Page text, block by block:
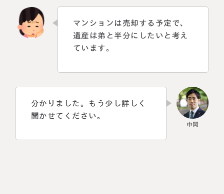
マンションは売却する予定で、
遺産は弟と半分にしたいと考え
ています。
分かりました。もう少し詳しく
聞かせてください。